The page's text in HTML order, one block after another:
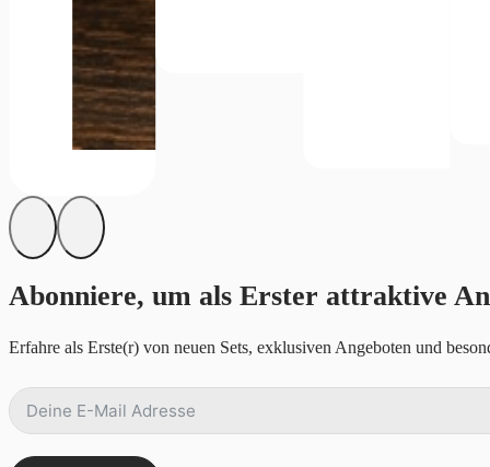
Abonniere, um als Erster attraktive
Erfahre als Erste(r) von neuen Sets, exklusiven Angeboten und